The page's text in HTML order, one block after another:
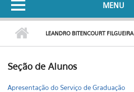
MENU
LEANDRO BITENCOURT FILGUEIRA
Seção de Alunos
Apresentação do Serviço de Graduação